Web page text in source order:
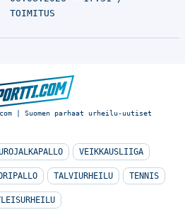
TOIMITUS
| Suomen parhaat urheilu-uutiset
VEIKKAUSLIIGA
TALVIURHEILU TENNIS